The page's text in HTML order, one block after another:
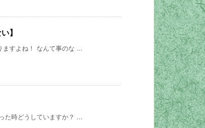
】
ますよね！ なんて事のな ...
た時どうしていますか？ ...